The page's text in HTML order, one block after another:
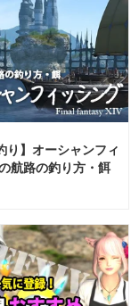
り】オーシャンフィ
航路の釣り方・餌